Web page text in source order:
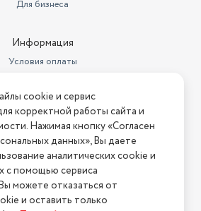
для правой руки
USB Type A
113 мм
110 г
6
34 мм
Для бизнеса
Информация
Условия оплаты
Условия возврата
на сайте? Напишите нам
"АстМаркет". У нас есть всё!
конфиденциальности
cookie и сервис
корректной работы сайта и
Нажимая кнопку «Согласен
данных», Вы даете
аналитических cookie и
с помощью сервиса
можете отказаться от
и оставить только